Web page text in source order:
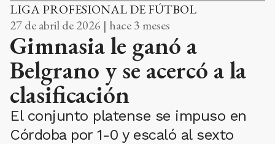
LIGA PROFESIONAL DE FÚTBOL
27 de abril de 2026 | hace 3 meses
Gimnasia le ganó a
Belgrano y se acercó a la
clasificación
El conjunto platense se impuso en
Córdoba por 1-0 y escaló al sexto